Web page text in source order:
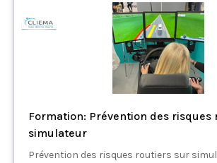
Formation: Prévention des risques
simulateur
Prévention des risques routiers sur